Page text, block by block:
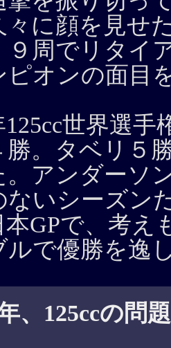
々に顔を見せ
９周でリタイ
ピオンの面目
125cc世界選
勝。タベリ５
。アンダーソ
ないシーズン
本GPで、考
ルで優勝を逸
、125ccの問